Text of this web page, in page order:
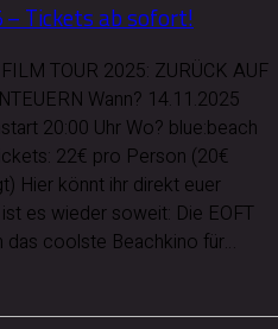
– Tickets ab sofort!
TOUR 2025: ZURÜCK AUF
Wann? 14.11.2025
20:00 Uhr Wo? blue:beach
22€ pro Person (20€
Hier könnt ihr direkt euer
es wieder soweit: Die EOFT
das coolste Beachkino für…